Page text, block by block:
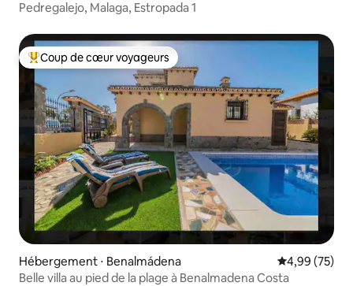
Pedregalejo, Malaga, Estropada 1
Coups de cœur voyageurs les plus appréciés
Coup de cœur voyageurs
Hébergement ⋅ Benalmádena Évaluation
4,99 (75)
Belle villa au pied de la plage à Benalmadena Costa